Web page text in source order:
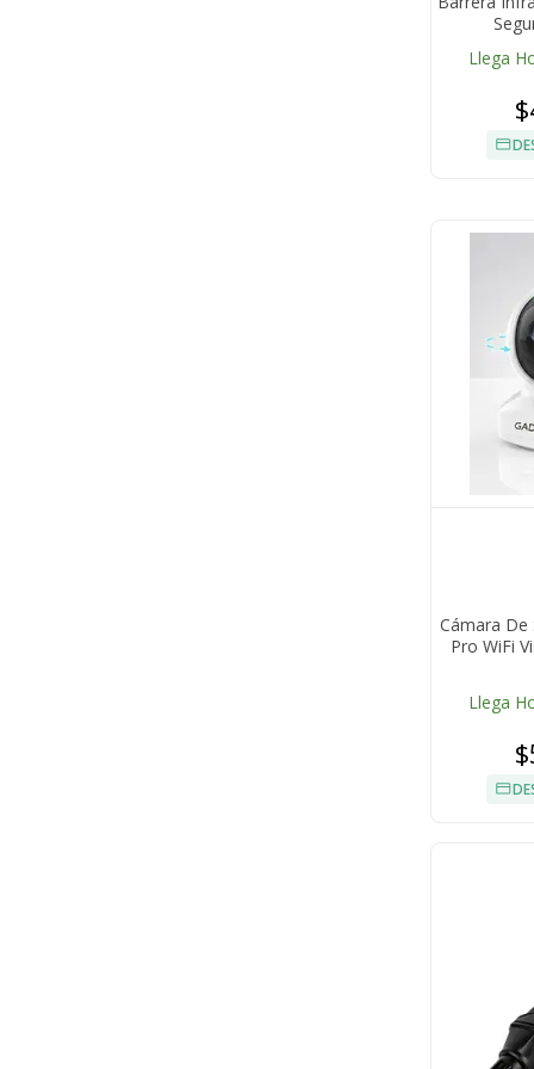
Llega
Cámara De
Pro WiFi
Llega